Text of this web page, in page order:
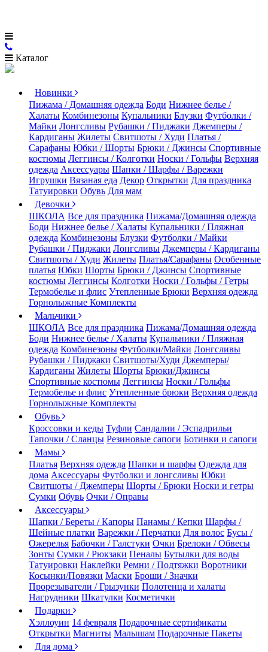
Каталог
Новинки
Пижама / Домашняя одежда Боди Нижнее белье /
Халаты Комбинезоны Купальники Блузки Футболки /
Майки Лонгсливы Рубашки / Пиджаки Джемперы /
Кардиганы Жилеты Свитшоты / Худи Платья /
Сарафаны Юбки / Шорты Брюки / Джинсы Спортивные
костюмы Леггинсы / Колготки Носки / Гольфы Верхняя
одежда Аксессуары Шапки / Шарфы / Варежки
Игрушки Вязаная еда Декор Открытки Для праздника
Татуировки Обувь Для мам
Девочки
ШКОЛА Все для праздника Пижама/Домашняя одежда
Боди Нижнее белье / Халаты Купальники / Пляжная
одежда Комбинезоны Блузки Футболки / Майки
Рубашки / Пиджаки Лонгсливы Джемперы / Кардиганы
Свитшоты / Худи Жилеты Платья/Сарафаны Особенные
платья Юбки Шорты Брюки / Джинсы Спортивные
костюмы Леггинсы Колготки Носки / Гольфы / Гетры
Термобелье и флис Утепленные Брюки Верхняя одежда
Горнолыжные Комплекты
Мальчики
ШКОЛА Все для праздника Пижама/Домашняя одежда
Боди Нижнее белье / Халаты Купальники / Пляжная
одежда Комбинезоны Футболки/Майки Лонгсливы
Рубашки / Пиджаки Свитшоты/Худи Джемперы/
Кардиганы Жилеты Шорты Брюки/Джинсы
Спортивные костюмы Леггинсы Носки / Гольфы
Термобелье и флис Утепленные брюки Верхняя одежда
Горнолыжные Комплекты
Обувь
Кроссовки и кеды Туфли Сандалии / Эспадрильи
Тапочки / Сланцы Резиновые сапоги Ботинки и сапоги
Мамы
Платья Верхняя одежда Шапки и шарфы Одежда для
дома Аксессуары Футболки и лонгсливы Юбки
Свитшоты / Джемперы Шорты / Брюки Носки и гетры
Сумки Обувь Очки / Оправы
Аксессуары
Шапки / Береты / Капоры Панамы / Кепки Шарфы /
Шейные платки Варежки / Перчатки Для волос Бусы /
Ожерелья Бабочки / Галстуки Очки Брелоки / Обвесы
Зонты Сумки / Рюкзаки Пеналы Бутылки для воды
Татуировки Наклейки Ремни / Подтяжки Воротники
Косынки/Повязки Маски Броши / Значки
Прорезыватели / Грызунки Полотенца и халаты
Нагрудники Шкатулки Косметички
Подарки
Хэллоуин 14 февраля Подарочные сертификаты
Открытки Магниты Малышам Подарочные Пакеты
Для дома